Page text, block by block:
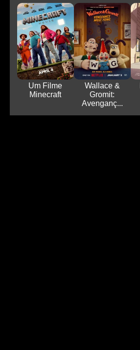
Um Filme
Minecraft
Wallace &
Gromit:
Avenganç...